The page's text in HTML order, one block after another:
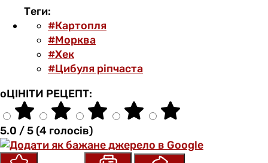
Теги:
#Картопля
#Морква
#Хек
#Цибуля ріпчаста
оЦІНІТИ РЕЦЕПТ:
5.0 / 5 (4 голосів)